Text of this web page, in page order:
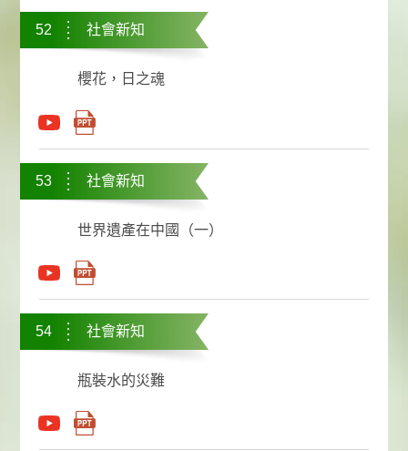
52 社會新知
櫻花，日之魂
53 社會新知
世界遺產在中國（一）
54 社會新知
瓶裝水的災難